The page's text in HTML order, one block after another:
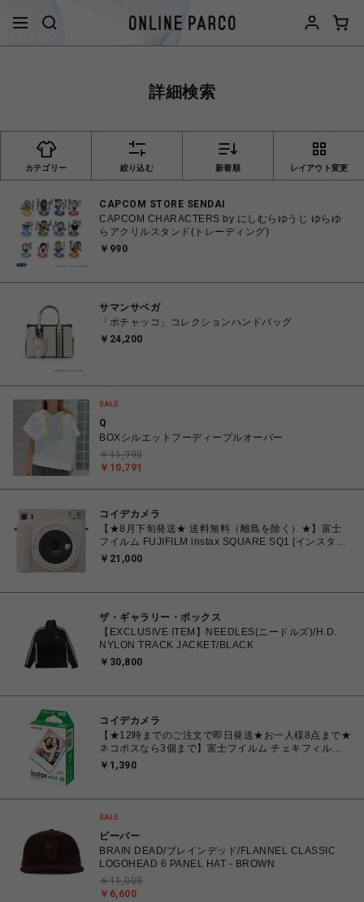
詳細検索
カテゴリー 絞り込む 新着順 レイアウト変更
CAPCOM STORE SENDAI
CAPCOM CHARACTERS by にしむらゆうじ ゆらゆ
らアクリルスタンド(トレーディング)
￥990
サマンサベガ
「ポチャッコ」コレクションハンドバッグ
￥24,200
Q
BOXシルエットフーディープルオーバー
￥10,791
￥11,990
コイデカメラ
【★8月下旬発送★ 送料無料（離島を除く）★】富士
フイルム FUJIFILM instax SQUARE SQ1 [インスタン
トカメラ チェキスクエア チョークホワイト
￥21,000
ザ・ギャラリー・ボックス
【EXCLUSIVE ITEM】NEEDLES(ニードルズ)/H.D.
NYLON TRACK JACKET/BLACK
￥30,800
コイデカメラ
【★12時までのご注文で即日発送★お一人様8点まで★
ネコポスなら3個まで】富士フイルム チェキフィル
ム FUJIFILM INSTAX MINI JP1 [ チェキ instax mini
￥1,390
ビーバー
BRAIN DEAD/ブレインデッド/FLANNEL CLASSIC
LOGOHEAD 6 PANEL HAT - BROWN
￥6,600
￥11,000